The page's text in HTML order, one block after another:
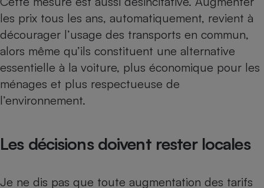
les prix tous les ans, automatiquement, revient à
décourager l’usage des transports en commun,
alors même qu’ils constituent une alternative
essentielle à la voiture, plus économique pour les
ménages et plus respectueuse de
l’environnement.
Les décisions doivent rester locales
Je ne dis pas que toute augmentation des tarifs